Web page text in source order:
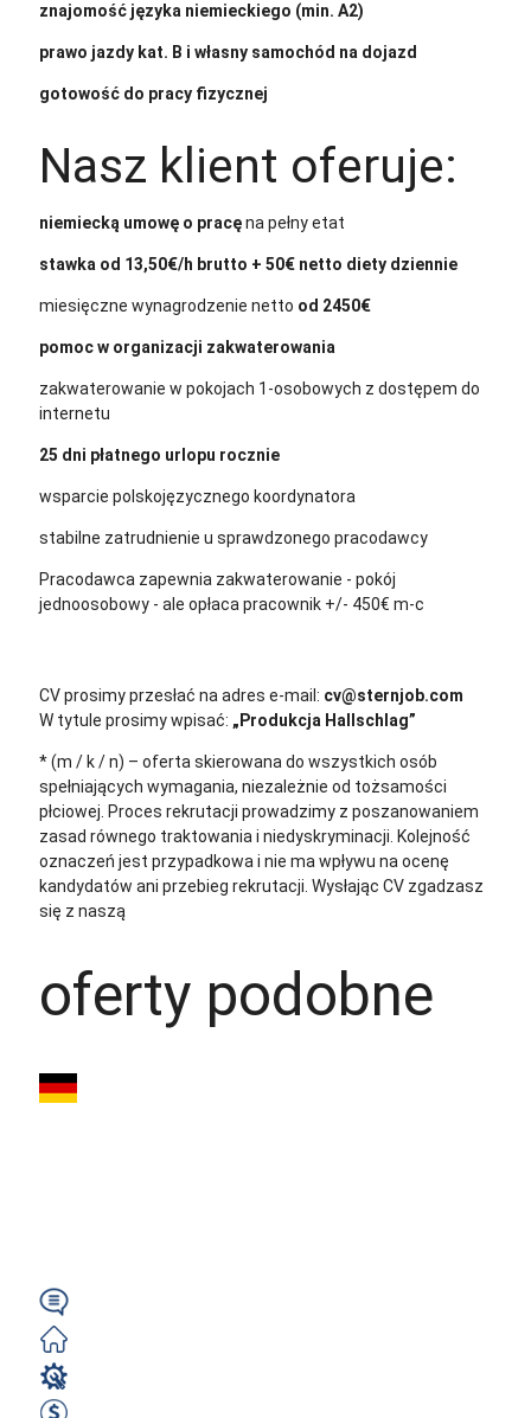
znajomość języka niemieckiego (min. A2)
prawo jazdy kat. B i własny samochód na dojazd
gotowość do pracy fizycznej
Nasz klient oferuje:
niemiecką umowę o pracęna pełny etat
stawka od 13,50€/h brutto + 50€ netto diety dziennie
miesięczne wynagrodzenie netto od 2450€
pomoc w organizacji zakwaterowania
zakwaterowanie w pokojach 1-osobowych z dostępem do
internetu
25 dni płatnego urlopu rocznie
wsparcie polskojęzycznego koordynatora
stabilne zatrudnienie u sprawdzonego pracodawcy
Pracodawca zapewnia zakwaterowanie - pokój
jednoosobowy - ale opłaca pracownik +/- 450€ m-c
CV prosimy przesłać na adres e-mail: cv@sternjob.com
W tytule prosimy wpisać: „Produkcja Hallschlag”
* (m / k / n) – oferta skierowana do wszystkich osób
spełniających wymagania, niezależnie od tożsamości
płciowej. Proces rekrutacji prowadzimy z poszanowaniem
zasad równego traktowania i niedyskryminacji. Kolejność
oznaczeń jest przypadkowa i nie ma wpływu na ocenę
kandydatów ani przebieg rekrutacji. Wysłając CV zgadzasz
się z naszą
oferty podobne
Magazynier